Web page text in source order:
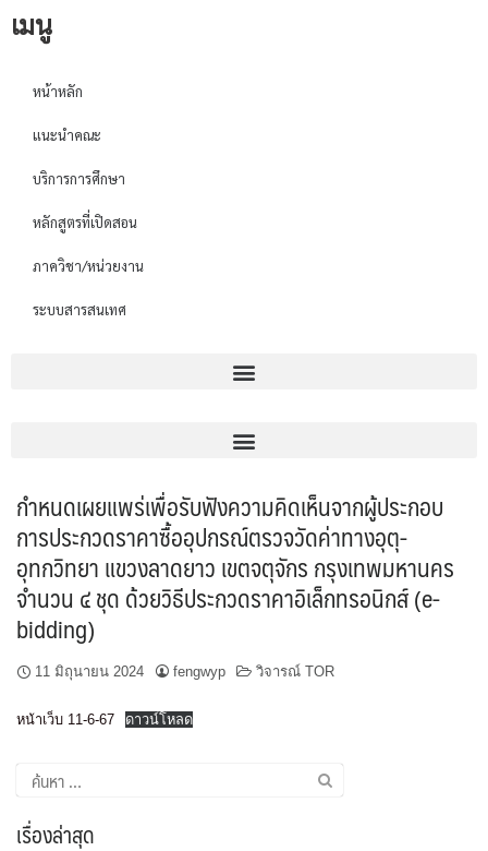
เมนู
หน้าหลัก
แนะนำคณะ
บริการการศึกษา
หลักสูตรที่เปิดสอน
ภาควิชา/หน่วยงาน
ระบบสารสนเทศ
กำหนดเผยแพร่เพื่อรับฟังความคิดเห็นจากผู้ประกอบ
การประกวดราคาซื้ออุปกรณ์ตรวจวัดค่าทางอุตุ-
อุทกวิทยา แขวงลาดยาว เขตจตุจักร กรุงเทพมหานคร
จำนวน ๔ ชุด ด้วยวิธีประกวดราคาอิเล็กทรอนิกส์ (e-
bidding)
11 มิถุนายน 2024 fengwyp วิจารณ์ TOR
หน้าเว็บ 11-6-67 ดาวน์โหลด
เรื่องล่าสุด